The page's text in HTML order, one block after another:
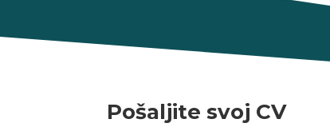
Pošaljite svoj CV